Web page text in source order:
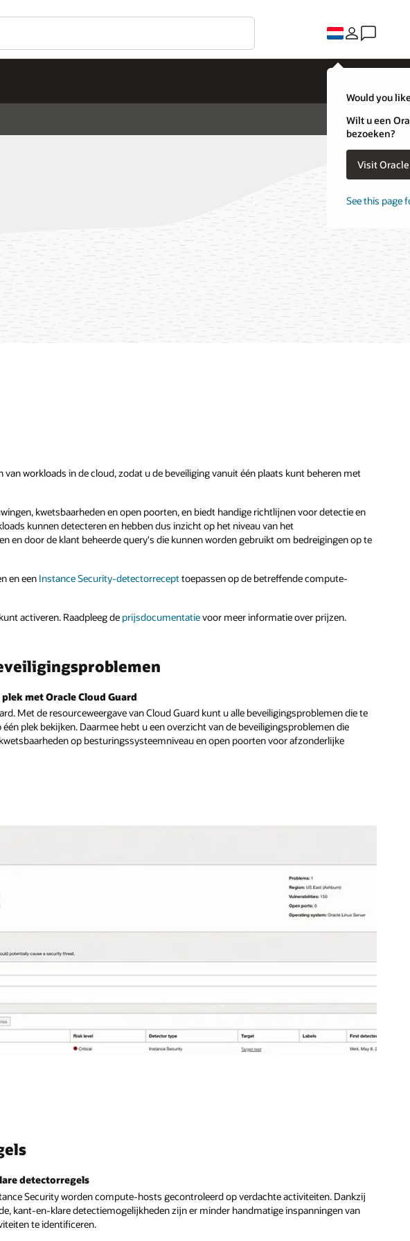
Would you
Wilt u een
bezoeken?
Visit
See this page
workloads in de cloud, zodat u de beveiliging vanuit één plaats kunt beheren met
kwetsbaarheden en open poorten, en biedt handige richtlijnen voor detectie en
kunnen detecteren en hebben dus inzicht op het niveau van het
en door de klant beheerde query's die kunnen worden gebruikt om bedreigingen op te
en een Instance Security-detectorrecepttoepassen op de betreffende compute-
activeren. Raadpleeg de prijsdocumentatievoor meer informatie over prijzen.
met Oracle Cloud Guard
Met de resourceweergave van Cloud Guard kunt u alle beveiligingsproblemen die te
plek bekijken. Daarmee hebt u een overzicht van de beveiligingsproblemen die
op besturingssysteemniveau en open poorten voor afzonderlijke
detectorregels
Security worden compute-hosts gecontroleerd op verdachte activiteiten. Dankzij
kant-en-klare detectiemogelijkheden zijn er minder handmatige inspanningen van
te identificeren.